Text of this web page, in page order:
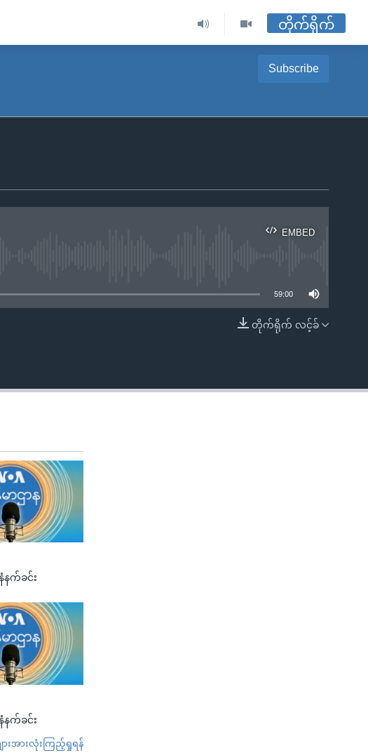
တိုက်ရိုက်
Subscribe
EMBED
EMBED
59:00
တိုက်ရိုက် လင့်ခ်
နက်ခင်း
နက်ခင်း
းအားလုံးကြည့်ရှုရန်